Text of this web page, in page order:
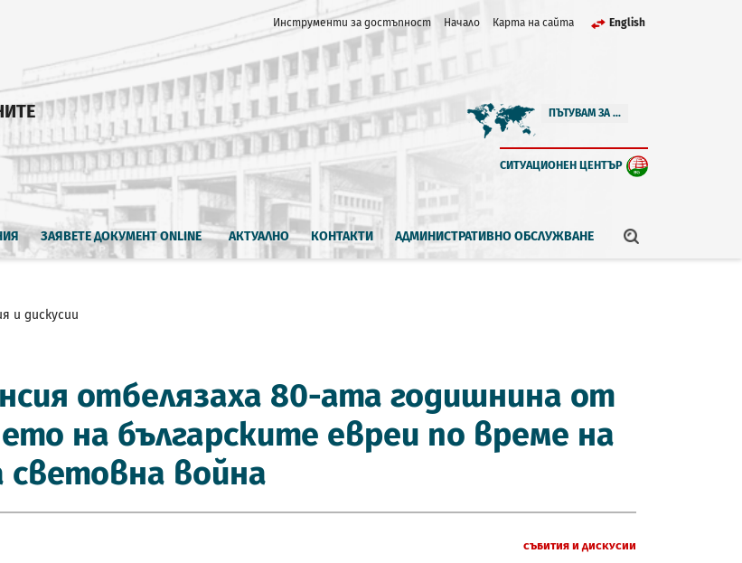
Инструменти за достъпност Начало Карта на сайта English
ПЪТУВАМ ЗА ...
СИТУАЦИОНЕН ЦЕНТЪР
ЗАЯВЕТЕ ДОКУМЕНТ ONLINE АКТУАЛНО КОНТАКТИ АДМИНИСТРАТИВНО ОБСЛУЖВАНЕ
и дискусии
отбелязаха 80-ата годишнина от
на българските евреи по време на
война
Събития и дискусии